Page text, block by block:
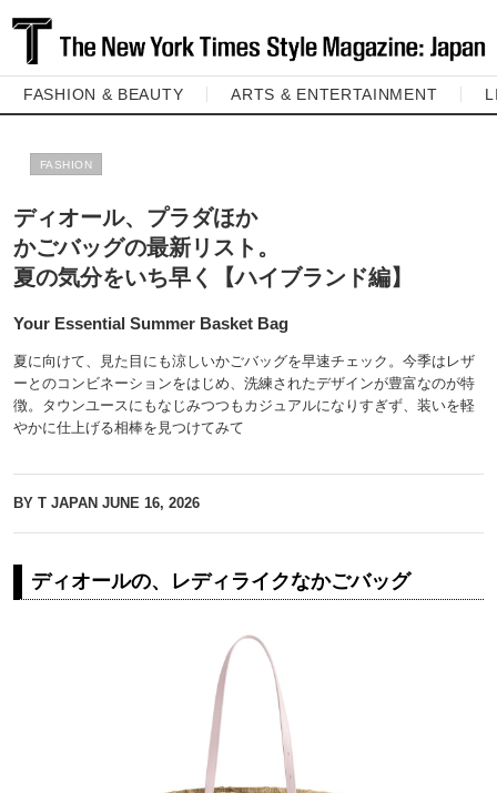
FASHION & BEAUTY ARTS & ENTERTAINMENT
FASHION
ディオール、プラダほか
かごバッグの最新リスト。
夏の気分をいち早く【ハイブランド編】
Your Essential Summer Basket Bag
夏に向けて、見た目にも涼しいかごバッグを早速チェック。今季はレザ
ーとのコンビネーションをはじめ、洗練されたデザインが豊富なのが特
徴。タウンユースにもなじみつつもカジュアルになりすぎず、装いを軽
やかに仕上げる相棒を見つけてみて
BY T JAPAN JUNE 16, 2026
ディオールの、レディライクなかごバッグ